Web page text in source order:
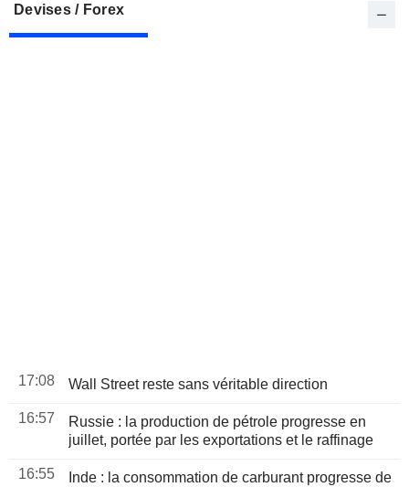
Devises / Forex
17:08 Wall Street reste sans véritable direction
16:57
Russie : la production de pétrole progresse en
juillet, portée par les exportations et le raffinage
16:55
Inde : la consommation de carburant progresse de